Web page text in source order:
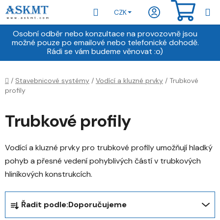
Přejít
na
obsah
Osobní odběr nebo konzultace na provozovně jsou
možné pouze po emailové nebo telefonické dohodě.
Rádi se vám budeme věnovat :o)
Hledat
CZK
Domů
/ Stavebnicové systémy / Vodící a kluzné prvky / Trubkové
profily
Trubkové profily
Vodící a kluzné prvky pro trubkové profily umožňují hladký
pohyb a přesné vedení pohyblivých částí v trubkových
hliníkových konstrukcích.
a
Řadit podle:Doporučujeme